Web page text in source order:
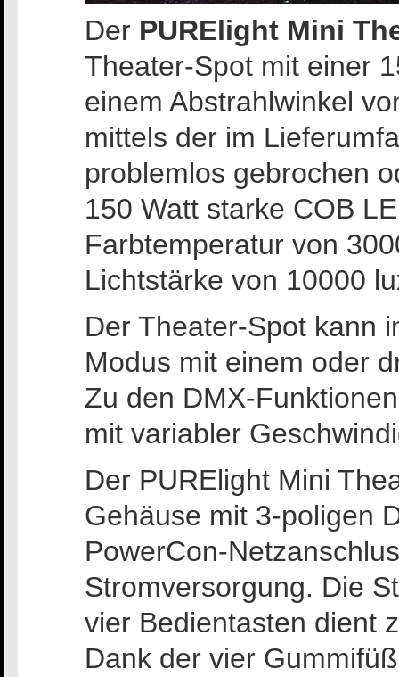
Der PURElight Mini
Theater-Spot mit einer
einem Abstrahlwinkel
mittels der im
problemlos gebrochen
150 Watt starke COB
Farbtemperatur von
Lichtstärke von 10000
Der Theater-Spot kann
Modus mit einem oder
Zu den DMX-
mit variabler
Der PURElight Mini
Gehäuse mit 3-poligen
PowerCon-
Stromversorgung. Die
vier Bedientasten dient
Dank der vier